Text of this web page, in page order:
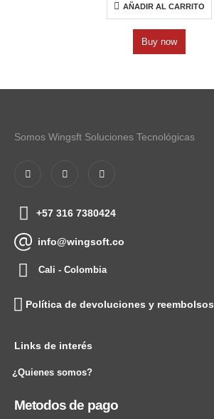
AÑADIR AL CARRITO
Buy now
Somos Wingsft Soluciones Tecnológicas
+57 316 7380424
info@wingsoft.co
Cali - Colombia
Política de devoluciones y reembolsos
Links de interés
¿Quienes somos?
Metodos de pago